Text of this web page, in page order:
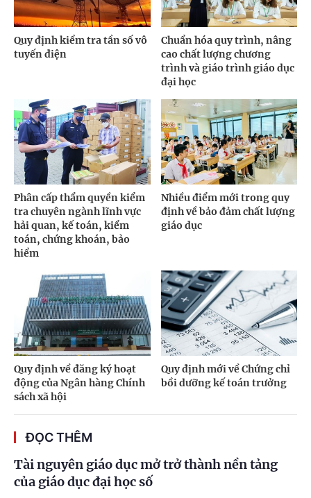
Quy định kiểm tra tần số vô
tuyến điện
Chuẩn hóa quy trình, nâng
cao chất lượng chương
trình và giáo trình giáo dục
đại học
Phân cấp thẩm quyền kiểm
tra chuyên ngành lĩnh vực
hải quan, kế toán, kiểm
toán, chứng khoán, bảo
hiểm
Nhiều điểm mới trong quy
định về bảo đảm chất lượng
giáo dục
Quy định về đăng ký hoạt
động của Ngân hàng Chính
sách xã hội
Quy định mới về Chứng chỉ
bồi dưỡng kế toán trưởng
ĐỌC THÊM
Tài nguyên giáo dục mở trở thành nền tảng
của giáo dục đại học số